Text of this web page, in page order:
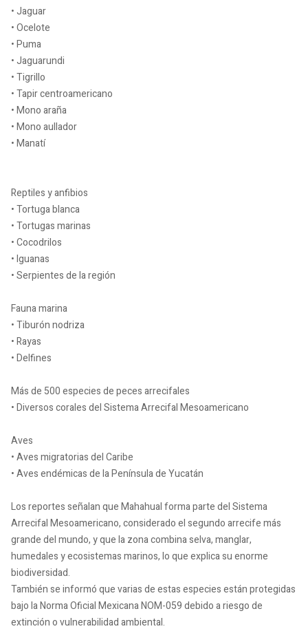
• Jaguar
• Ocelote
• Puma
• Jaguarundi
• Tigrillo
• Tapir centroamericano
• Mono araña
• Mono aullador
• Manatí
Reptiles y anfibios
• Tortuga blanca
• Tortugas marinas
• Cocodrilos
• Iguanas
• Serpientes de la región
Fauna marina
• Tiburón nodriza
• Rayas
• Delfines
Más de 500 especies de peces arrecifales
• Diversos corales del Sistema Arrecifal Mesoamericano
Aves
• Aves migratorias del Caribe
• Aves endémicas de la Península de Yucatán
Los reportes señalan que Mahahual forma parte del Sistema
Arrecifal Mesoamericano, considerado el segundo arrecife más
grande del mundo, y que la zona combina selva, manglar,
humedales y ecosistemas marinos, lo que explica su enorme
biodiversidad.
También se informó que varias de estas especies están protegidas
bajo la Norma Oficial Mexicana NOM-059 debido a riesgo de
extinción o vulnerabilidad ambiental.